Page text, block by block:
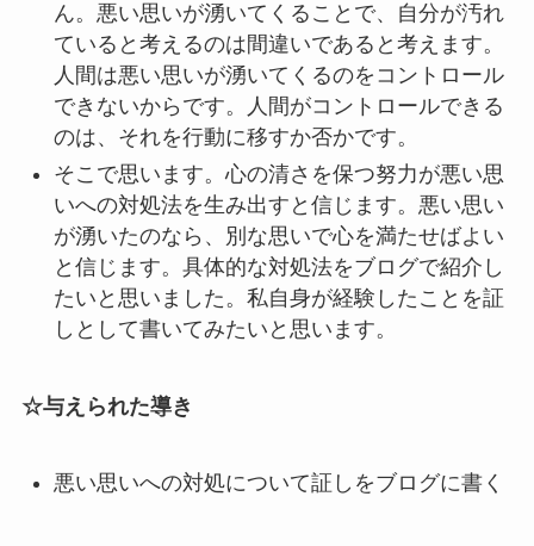
ん。悪い思いが湧いてくることで、自分が汚れ
ていると考えるのは間違いであると考えます。
人間は悪い思いが湧いてくるのをコントロール
できないからです。人間がコントロールできる
のは、それを行動に移すか否かです。
そこで思います。心の清さを保つ努力が悪い思
いへの対処法を生み出すと信じます。悪い思い
が湧いたのなら、別な思いで心を満たせばよい
と信じます。具体的な対処法をブログで紹介し
たいと思いました。私自身が経験したことを証
しとして書いてみたいと思います。
☆与えられた導き
悪い思いへの対処について証しをブログに書く